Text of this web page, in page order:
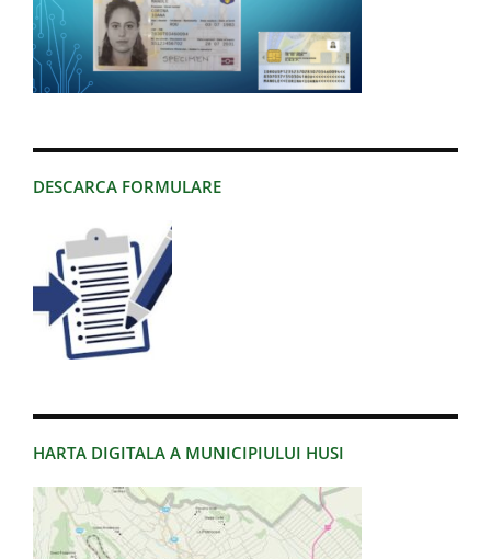
DESCARCA FORMULARE
HARTA DIGITALA A MUNICIPIULUI HUSI